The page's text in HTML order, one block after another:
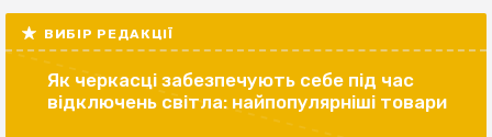
ВИБІР РЕДАКЦІЇ
Як черкасці забезпечують себе під час
відключень світла: найпопулярніші товари